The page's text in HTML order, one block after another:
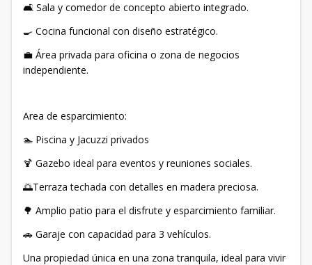
🛋️ Sala y comedor de concepto abierto integrado.
🍳 Cocina funcional con diseño estratégico.
💼 Área privada para oficina o zona de negocios
independiente.
Area de esparcimiento:
🏊 Piscina y Jacuzzi privados
🍹 Gazebo ideal para eventos y reuniones sociales.
🌅Terraza techada con detalles en madera preciosa.
🌳 Amplio patio para el disfrute y esparcimiento familiar.
🚗 Garaje con capacidad para 3 vehículos.
Una propiedad única en una zona tranquila, ideal para vivir